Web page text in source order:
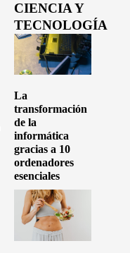
CIENCIA Y
TECNOLOGÍA
La
transformación
de la
informática
gracias a 10
ordenadores
esenciales